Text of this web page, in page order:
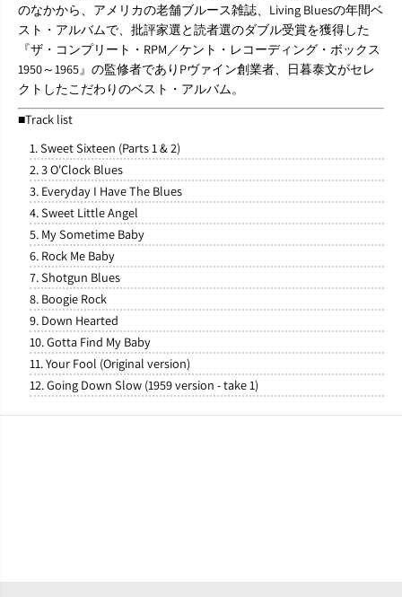
のなかから、アメリカの老舗ブルース雑誌、Living Bluesの年間ベ
スト・アルバムで、批評家選と読者選のダブル受賞を獲得した
『ザ・コンプリート・RPM／ケント・レコーディング・ボックス
1950～1965』の監修者でありPヴァイン創業者、日暮泰文がセレ
クトしたこだわりのベスト・アルバム。
■Track list
1. Sweet Sixteen (Parts 1 & 2)
2. 3 O'Clock Blues
3. Everyday I Have The Blues
4. Sweet Little Angel
5. My Sometime Baby
6. Rock Me Baby
7. Shotgun Blues
8. Boogie Rock
9. Down Hearted
10. Gotta Find My Baby
11. Your Fool (Original version)
12. Going Down Slow (1959 version - take 1)